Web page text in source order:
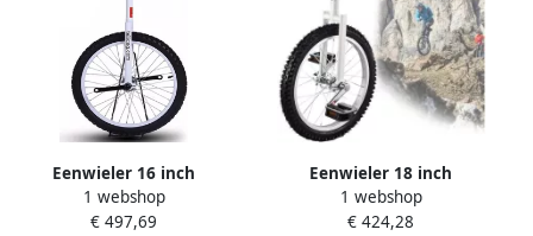
Eenwieler 16 inch
Balansfiets Oefenfiets
Fitness en Balans Extra
1 webshop
€ 497,69
Eenwieler 18 inch
Balansfiets Loopfiets
Zelfbalans Oefenen Antislip
1 webshop
€ 424,28